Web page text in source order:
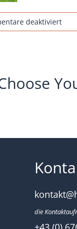
deaktiviertfür
die